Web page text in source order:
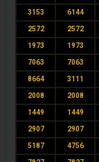
3153 6144
2572 2572
1973 1973
7063 7063
8664 3111
2008 2008
1449 1449
2907 2907
5187 4756